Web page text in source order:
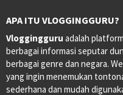
APA ITU VLOGGINGGURU?
Vloggingguru adalah
berbagai informasi seputar
berbagai genre dan negara.
yang ingin menemukan
sederhana dan mudah